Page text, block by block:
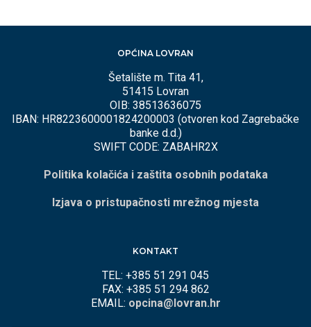
OPĆINA LOVRAN
Šetalište m. Tita 41,
51415 Lovran
OIB: 38513636075
IBAN: HR8223600001824200003 (otvoren kod Zagrebačke
banke d.d.)
SWIFT CODE: ZABAHR2X
Politika kolačića i zaštita osobnih podataka
Izjava o pristupačnosti mrežnog mjesta
KONTAKT
TEL: +385 51 291 045
FAX: +385 51 294 862
EMAIL: opcina@lovran.hr